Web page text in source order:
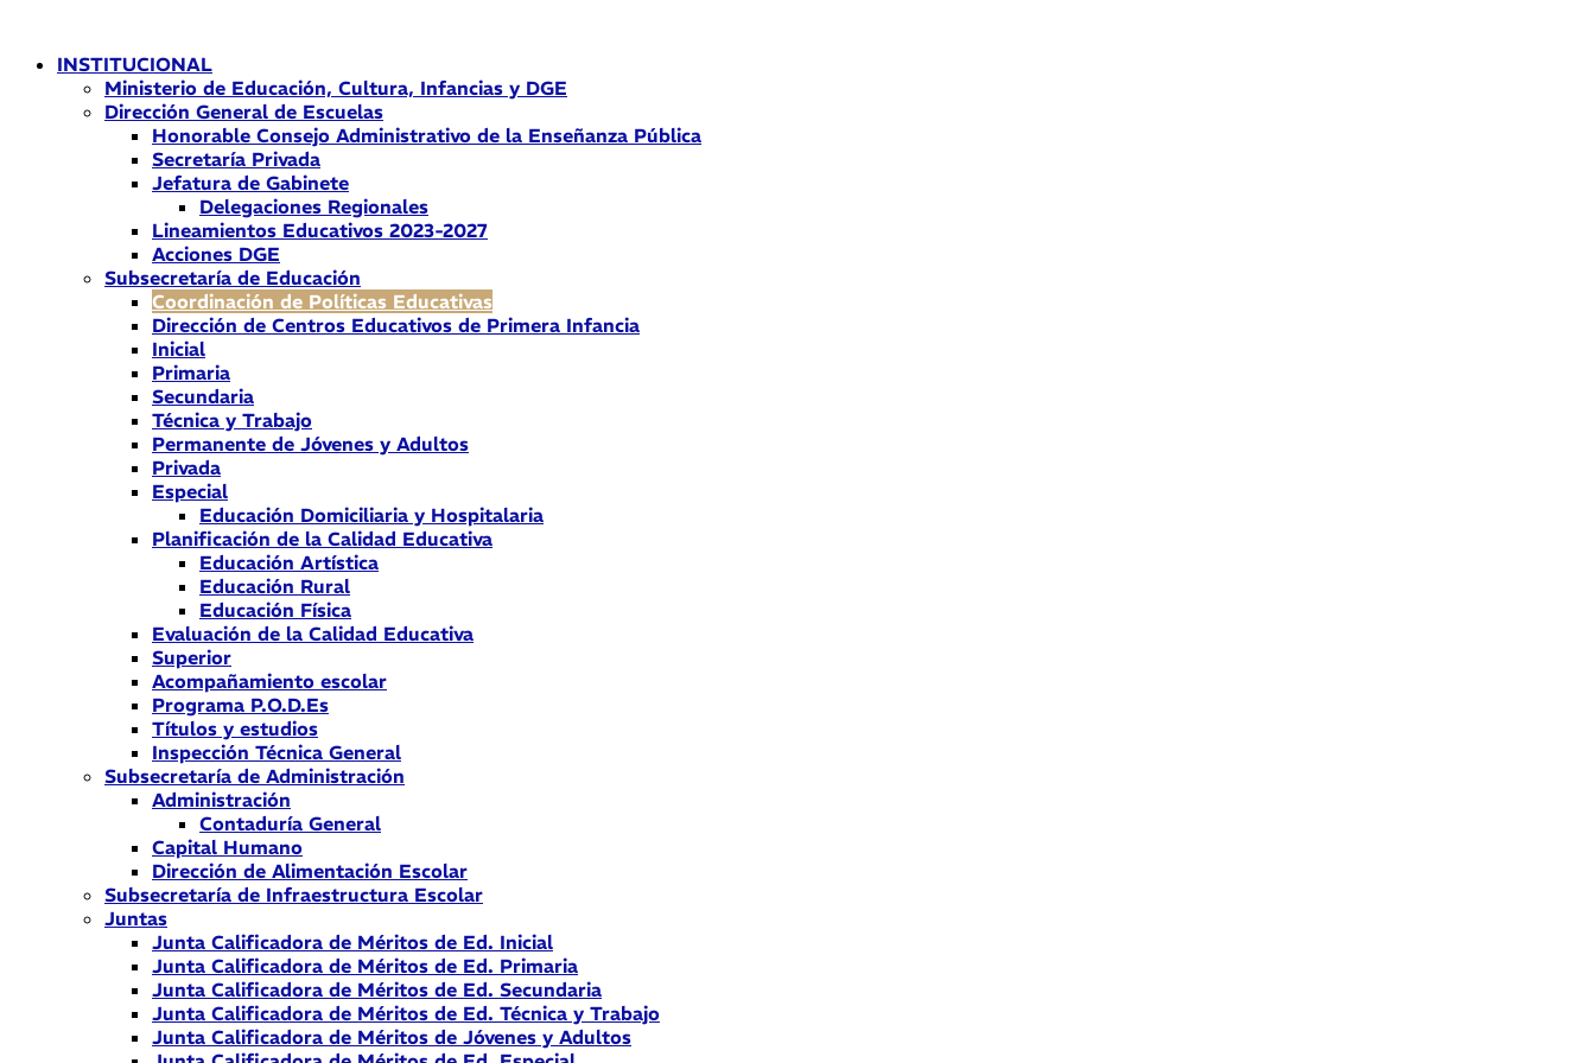
contenidoINSTITUCIONAL
Ministerio de Educación, Cultura, Infancias y DGE
Dirección General de Escuelas
Honorable Consejo Administrativo de la Enseñanza Pública
Secretaría Privada
Jefatura de Gabinete
Delegaciones Regionales
Lineamientos Educativos 2023-2027
Acciones DGE
Subsecretaría de Educación
Coordinación de Políticas Educativas
Dirección de Centros Educativos de Primera Infancia
Inicial
Primaria
Secundaria
Técnica y Trabajo
Permanente de Jóvenes y Adultos
Privada
Especial
Educación Domiciliaria y Hospitalaria
Planificación de la Calidad Educativa
Educación Artística
Educación Rural
Educación Física
Evaluación de la Calidad Educativa
Superior
Acompañamiento escolar
Programa P.O.D.Es
Títulos y estudios
Inspección Técnica General
Subsecretaría de Administración
Administración
Contaduría General
Capital Humano
Dirección de Alimentación Escolar
Subsecretaría de Infraestructura Escolar
Juntas
Junta Calificadora de Méritos de Ed. Inicial
Junta Calificadora de Méritos de Ed. Primaria
Junta Calificadora de Méritos de Ed. Secundaria
Junta Calificadora de Méritos de Ed. Técnica y Trabajo
Junta Calificadora de Méritos de Jóvenes y Adultos